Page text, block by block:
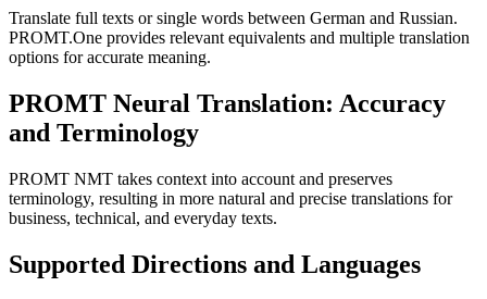
Translate full texts or single words between German and Russian.
PROMT.One provides relevant equivalents and multiple translation
options for accurate meaning.
PROMT Neural Translation: Accuracy
and Terminology
PROMT NMT takes context into account and preserves
terminology, resulting in more natural and precise translations for
business, technical, and everyday texts.
Supported Directions and Languages